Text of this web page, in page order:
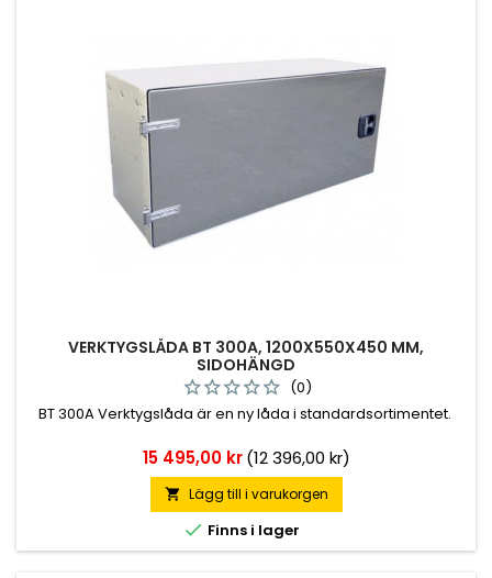
VERKTYGSLÅDA BT 300A, 1200X550X450 MM,
SIDOHÄNGD
(0)
BT 300A Verktygslåda är en ny låda i standardsortimentet.
Pris
15 495,00 kr (12 396,00 kr)
 Lägg till i varukorgen
 Finns i lager